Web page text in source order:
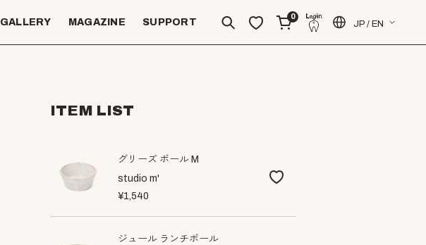
GALLERY MAGAZINE SUPPORT
0
JP / EN
ITEM LIST
グリーズ ボール M
studio m'
¥1,540
ジュール ランチボール